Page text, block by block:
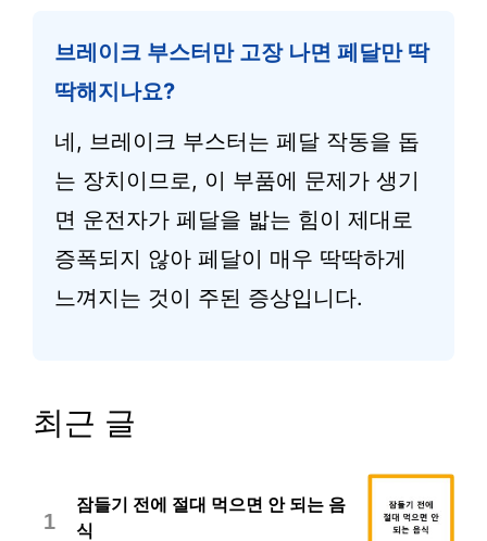
브레이크 부스터만 고장 나면 페달만 딱
딱해지나요?
네, 브레이크 부스터는 페달 작동을 돕
는 장치이므로, 이 부품에 문제가 생기
면 운전자가 페달을 밟는 힘이 제대로
증폭되지 않아 페달이 매우 딱딱하게
느껴지는 것이 주된 증상입니다.
최근 글
1
잠들기 전에 절대 먹으면 안 되는 음
식